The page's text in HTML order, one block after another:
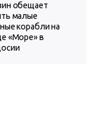
обещает
малые
корабли на
«Море» в